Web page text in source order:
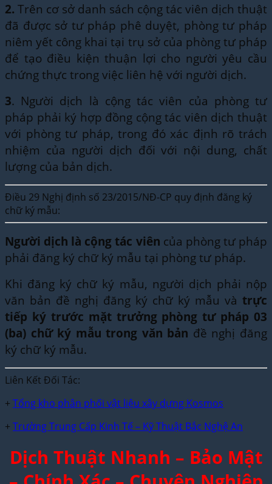
2. Trên cơ sở danh sách cộng tác viên dịch thuật
đã được sở tư pháp phê duyệt, phòng tư pháp
niêm yết công khai tại trụ sở của phòng tư pháp
để tạo điều kiện thuận lợi cho người yêu cầu
chứng thực trong việc liên hệ với người dịch.
3. Người dịch là cộng tác viên của phòng tư
pháp phải ký hợp đồng cộng tác viên dịch thuật
với phòng tư pháp, trong đó xác định rõ trách
nhiệm của người dịch đối với nội dung, chất
lượng của bản dịch.
Điều 29 Nghị định số 23/2015/NĐ-CP quy định đăng ký
chữ ký mẫu:
Người dịch là cộng tác viên của phòng tư pháp
phải đăng ký chữ ký mẫu tại phòng tư pháp.
Khi đăng ký chữ ký mẫu, người dịch phải nộp
văn bản đề nghị đăng ký chữ ký mẫu và trực
tiếp ký trước mặt trưởng phòng tư pháp 03
(ba) chữ ký mẫu trong văn bản đề nghị đăng
ký chữ ký mẫu.
Liên Kết Đối Tác:
+ Tổng kho phân phối vật liệu xây dựng Kosmos
+ Trường Trung Cấp Kinh Tế – Kỹ Thuật Bắc Nghệ An
Dịch Thuật Nhanh – Bảo Mật